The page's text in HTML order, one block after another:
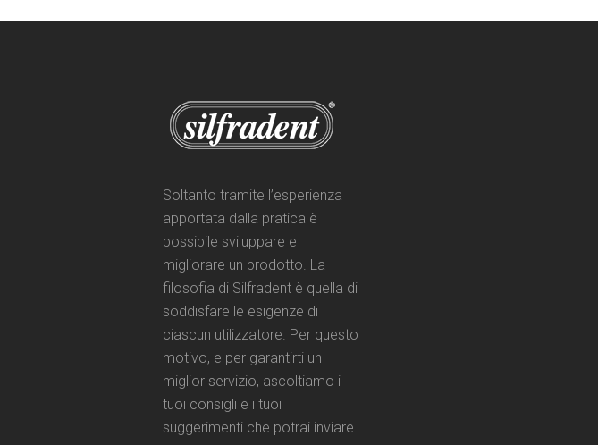
Soltanto tramite l’esperienza
apportata dalla pratica è
possibile sviluppare e
migliorare un prodotto. La
filosofia di Silfradent è quella di
soddisfare le esigenze di
ciascun utilizzatore. Per questo
motivo, e per garantirti un
miglior servizio, ascoltiamo i
tuoi consigli e i tuoi
suggerimenti che potrai inviare